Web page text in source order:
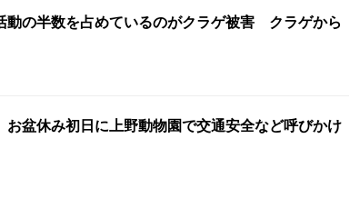
動の半数を占めているのがクラゲ被害 クラゲから
お盆休み初日に上野動物園で交通安全など呼びかけ